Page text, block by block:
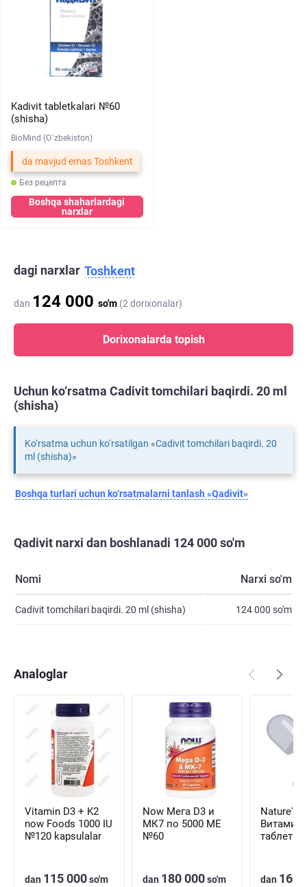
Kadivit tabletkalari №60
(shisha)
BioMind (O`zbekiston)
da mavjud emas Toshkent
Без рецепта
Boshqa shaharlardagi
narxlar
dagi narxlar Toshkent
dan 124 000 so'm (2 dorixonalar)
Dorixonalarda topish
Uchun ko‘rsatma Cadivit tomchilari baqirdi. 20 ml
(shisha)
Ko‘rsatma uchun ko‘rsatilgan «Cadivit tomchilari baqirdi. 20
ml (shisha)»
Boshqa turlari uchun ko‘rsatmalarni tanlash «Qadivit»
Qadivit narxi dan boshlanadi 124 000 so'm
Nomi Narxi so'm
Cadivit tomchilari baqirdi. 20 ml (shisha) 124 000 so'm
Analoglar
Vitamin D3 + K2
now Foods 1000 IU
№120 kapsulalar
dan 115 000so'm
Now Мега D3 и
МК7 по 5000 МЕ
№60
dan 180 000so'm
Nature's
Витамин
dan 160